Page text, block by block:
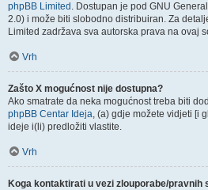
phpBB Limited . Dostupan je pod GNU
2.0) i može biti slobodno distribuiran. Za
Limited zadržava sva autorska prava na ovaj
Vrh
Zašto X mogućnost nije dostupna?
Ako smatrate da neka mogućnost treba biti
phpBB Centar Ideja, (a) gdje možete vidjeti [i
ideje i(li) predložiti vlastite.
Vrh
Koga kontaktirati u vezi zlouporabe/pravnih